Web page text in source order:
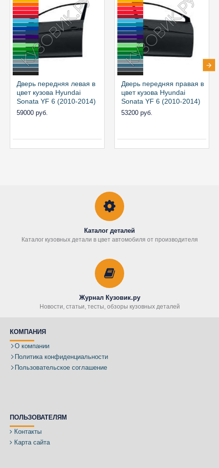
Дверь передняя левая в
цвет кузова Hyundai
Sonata YF 6 (2010-2014)
59000 руб.
Дверь передняя правая в
цвет кузова Hyundai
Sonata YF 6 (2010-2014)
53200 руб.
Каталог деталей
Каталог кузовных детали в цвет автомобиля от производителя
Журнал Кузовик.ру
Новости, статьи, тесты, обзоры кузовных деталей
КОМПАНИЯ
О компании
Политика конфиденциальности
Пользовательское соглашение
ПОЛЬЗОВАТЕЛЯМ
Контакты
Карта сайта